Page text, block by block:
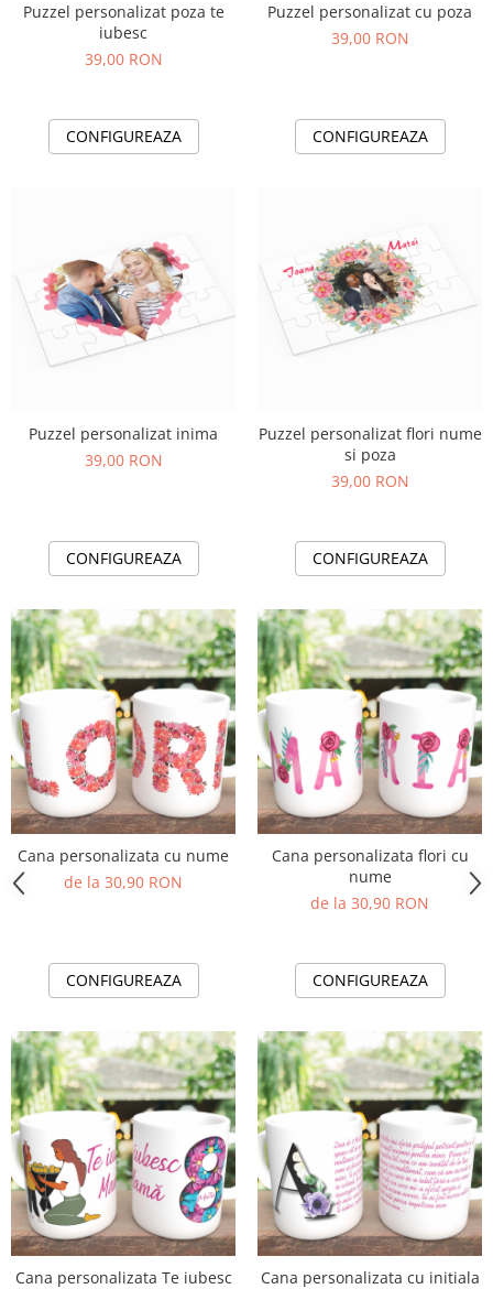
Puzzel personalizat poza te
iubesc
39,00 RON
CONFIGUREAZA
Puzzel personalizat cu poza
39,00 RON
CONFIGUREAZA
Puzzel personalizat inima
39,00 RON
CONFIGUREAZA
Puzzel personalizat flori nume
si poza
39,00 RON
CONFIGUREAZA
Cana personalizata cu nume
de la 30,90 RON
CONFIGUREAZA
Cana personalizata flori cu
nume
de la 30,90 RON
CONFIGUREAZA
Cana personalizata Te iubesc
Cana personalizata cu initiala